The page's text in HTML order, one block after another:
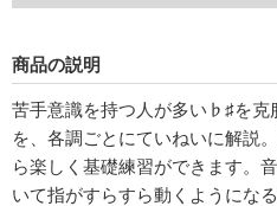
商品の説明
苦手意識を持つ人が多い♭♯を克
を、各調ごとにていねいに解説
ら楽しく基礎練習ができます。
いて指がすらすら動くようにな